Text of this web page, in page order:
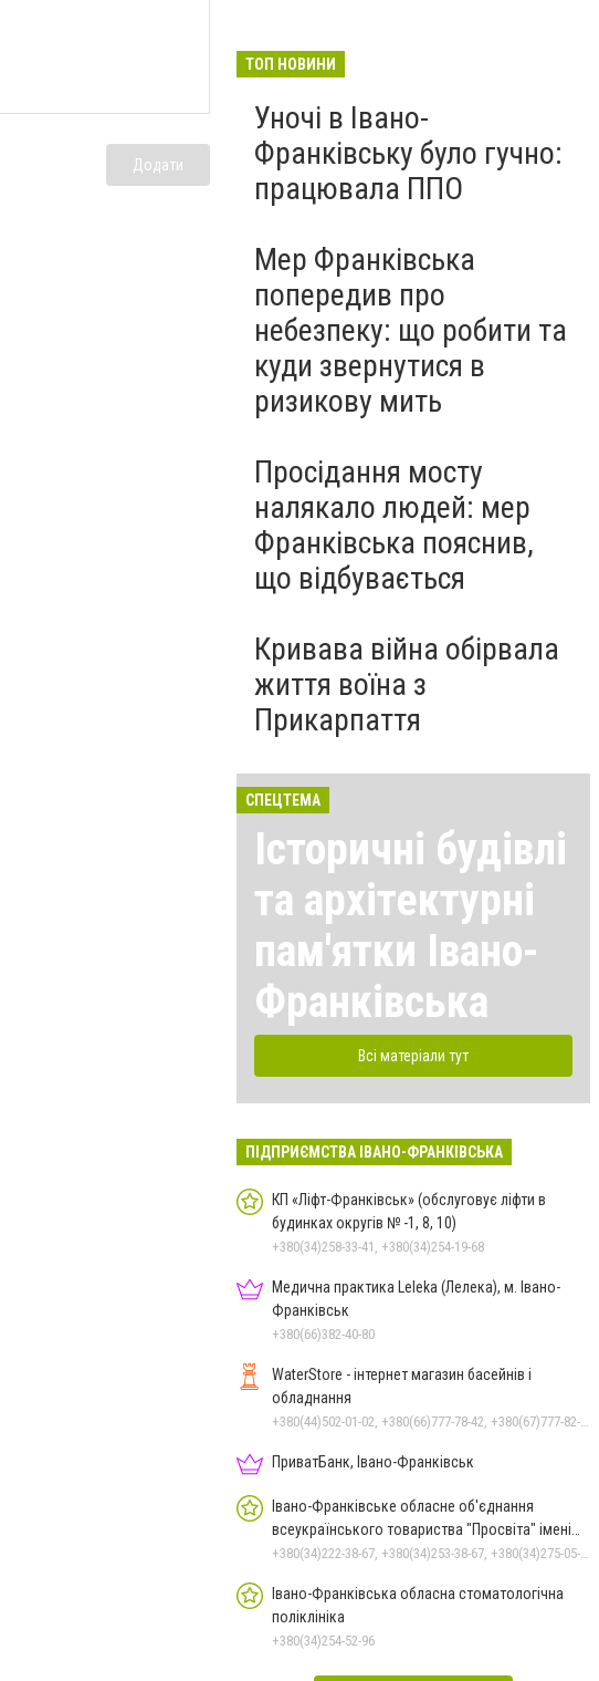
Додати
ТОП НОВИНИ
Уночі в Івано-
Франківську було гучно:
працювала ППО
Мер Франківська
попередив про
небезпеку: що робити та
куди звернутися в
ризикову мить
Просідання мосту
налякало людей: мер
Франківська пояснив,
що відбувається
Кривава війна обірвала
життя воїна з
Прикарпаття
СПЕЦТЕМА
Історичні будівлі
та архітектурні
пам'ятки Івано-
Франківська
Всі матеріали тут
ПІДПРИЄМСТВА ІВАНО-ФРАНКІВСЬКА
КП «Ліфт-Франківськ» (обслуговує ліфти в
будинках округів № -1, 8, 10)
+380(34)258-33-41, +380(34)254-19-68
Медична практика Leleka (Лелека), м. Івано-
Франківськ
+380(66)382-40-80
WaterStore - інтернет магазин басейнів і
обладнання
ПриватБанк, Івано-Франківськ
Івано-Франківське обласне об'єднання
всеукраїнського товариства "Просвіта" імені
Тараса Шевченка
Івано-Франківська обласна стоматологічна
поліклініка
+380(34)254-52-96